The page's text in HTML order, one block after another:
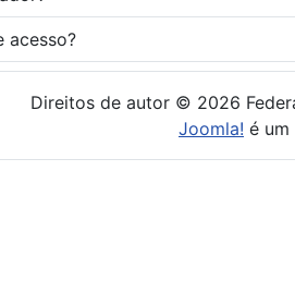
acesso?
Direitos de autor © 2026
Joomla! é